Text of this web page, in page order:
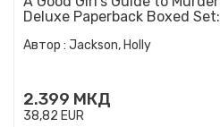
Deluxe Paperback Boxed Set:
Автор : Jackson, Holly
2.399 МКД
38,82 EUR